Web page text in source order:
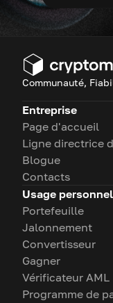
Communauté,
Entreprise
Page d'accueil
Ligne directrice
Blogue
Contacts
Usage personnel
Portefeuille
Jalonnement
Convertisseur
Gagner
Vérificateur AML
Programme de